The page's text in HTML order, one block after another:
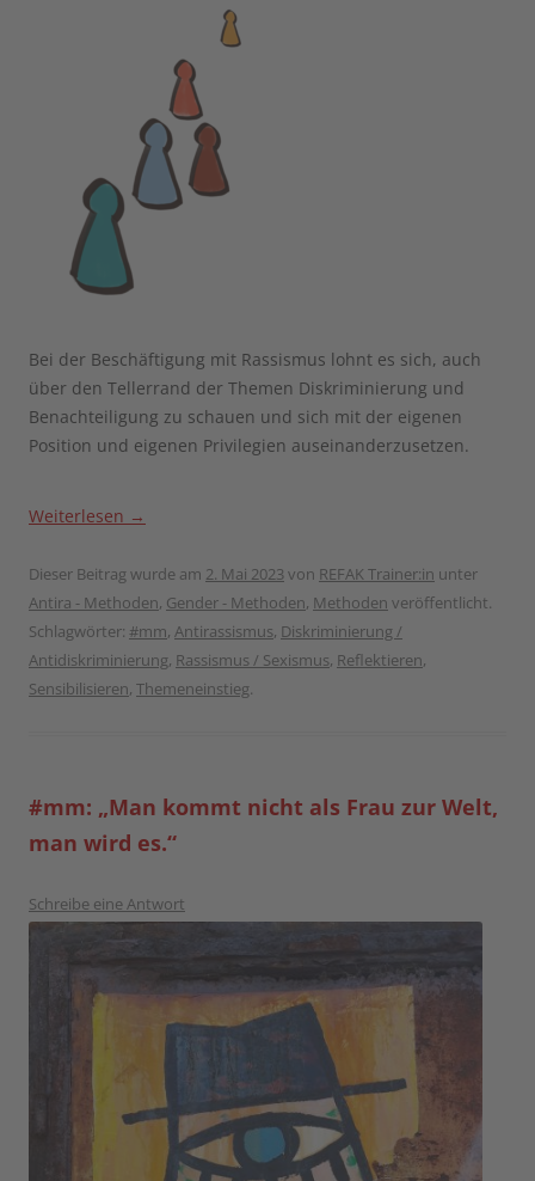
Bei der Beschäftigung mit Rassismus lohnt es sich, auch
über den Tellerrand der Themen Diskriminierung und
Benachteiligung zu schauen und sich mit der eigenen
Position und eigenen Privilegien auseinanderzusetzen.
Weiterlesen →
Dieser Beitrag wurde am 2. Mai 2023von REFAK Trainer:in unter
Antira - Methoden, Gender - Methoden, Methoden veröffentlicht.
Schlagwörter: #mm, Antirassismus, Diskriminierung /
Antidiskriminierung, Rassismus / Sexismus, Reflektieren,
Sensibilisieren, Themeneinstieg.
#mm: „Man kommt nicht als Frau zur Welt,
man wird es.“
Schreibe eine Antwort